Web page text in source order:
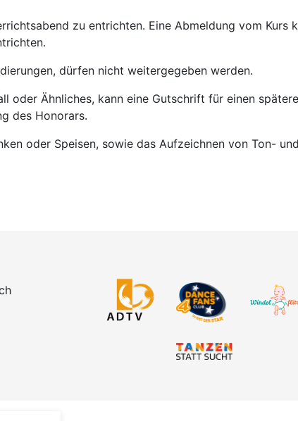
zu entrichten. Eine Abmeldung vom
dürfen nicht weitergegeben werden.
oder Ähnliches, kann eine Gutschrift für einen
des Honorars.
oder Speisen, sowie das Aufzeichnen von Ton-